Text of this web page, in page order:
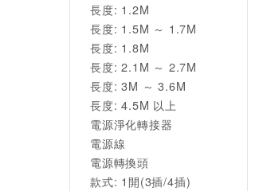
長度: 1.2M
長度: 1.5M ～ 1.7M
長度: 1.8M
長度: 2.1M ～ 2.7M
長度: 3M ～ 3.6M
長度: 4.5M 以上
電源淨化轉接器
電源線
電源轉換頭
款式: 1開(3插/4插)